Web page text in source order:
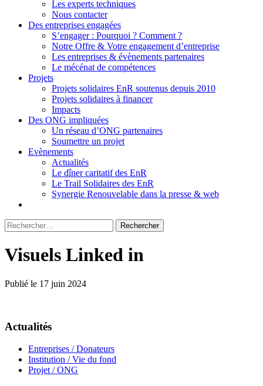
Les experts techniques
Nous contacter
Des entreprises engagées
S’engager : Pourquoi ? Comment ?
Notre Offre & Votre engagement d’entreprise
Les entreprises & évènements partenaires
Le mécénat de compétences
Projets
Projets solidaires EnR soutenus depuis 2010
Projets solidaires à financer
Impacts
Des ONG impliquées
Un réseau d’ONG partenaires
Soumettre un projet
Evènements
Actualités
Le dîner caritatif des EnR
Le Trail Solidaires des EnR
Synergie Renouvelable dans la presse & web
Rechercher :
Visuels Linked in
Publié le 17 juin 2024
Actualités
Entreprises / Donateurs
Institution / Vie du fond
Projet / ONG